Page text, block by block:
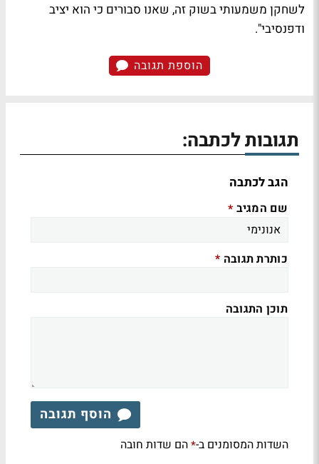
לשחקן משמעותי בשוק זה, שאנו סבורים כי הוא יציב
ודפנסיבי".
הוספת תגובה
תגובות לכתבה:
הגב לכתבה
שם המגיב *
כותרת תגובה *
תוכן התגובה
הוסף תגובה
השדות המסומנים ב-*הם שדות חובה